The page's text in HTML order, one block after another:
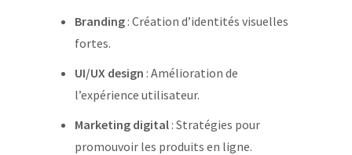
Branding: Création d’identités visuelles
fortes.
UI/UX design : Amélioration de
l’expérience utilisateur.
Marketing digital: Stratégies pour
promouvoir les produits en ligne.